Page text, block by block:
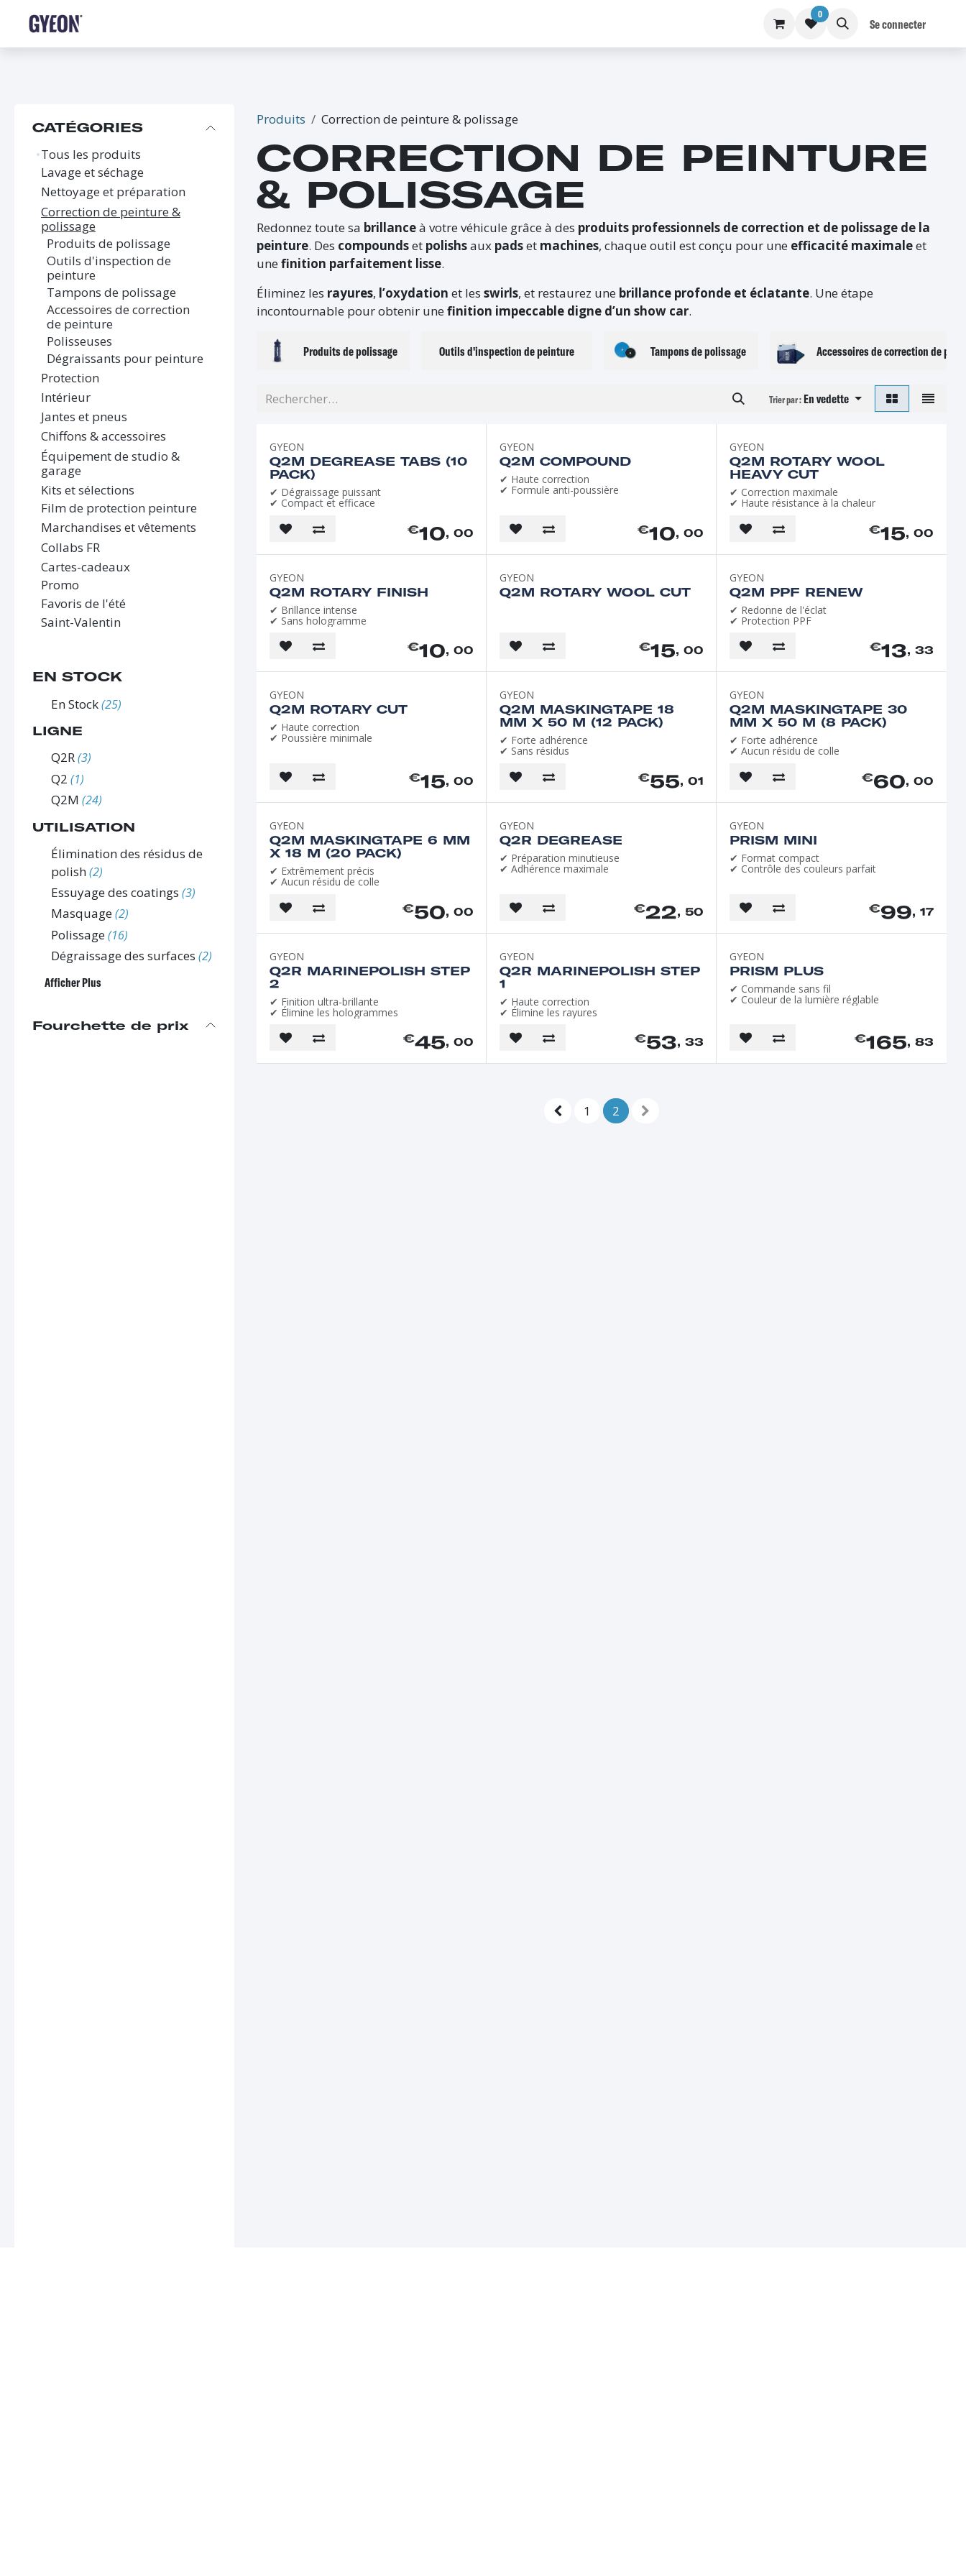
0
Se connecter
CATÉGORIES
Tous les produits
Lavage et séchage
Nettoyage et préparation
Correction de peinture &
polissage
Produits de polissage
Outils d'inspection de
peinture
Tampons de polissage
Accessoires de correction
de peinture
Polisseuses
Dégraissants pour peinture
Protection
Intérieur
Jantes et pneus
Chiffons & accessoires
Équipement de studio &
garage
Kits et sélections
Film de protection peinture
Marchandises et vêtements
Collabs FR
Cartes-cadeaux
Promo
Favoris de l'été
Saint-Valentin
EN STOCK
En Stock (25)
LIGNE
Q2R (3)
Q2 (1)
Q2M (24)
UTILISATION
Élimination des résidus de
polish (2)
Essuyage des coatings (3)
Masquage (2)
Polissage (16)
Dégraissage des surfaces (2)
Afficher Plus
Fourchette de prix
Produits Correction de peinture & polissage
CORRECTION DE PEINTURE
& POLISSAGE
Redonnez toute sa brillanceà votre véhicule grâce à des produits professionnels de correction et de polissage de la
peinture. Des compoundset polishsaux padset machines, chaque outil est conçu pour une efficacité maximaleet
une finition parfaitement lisse.
Éliminez les rayures, l’oxydation et les swirls, et restaurez une brillance profonde et éclatante. Une étape
incontournable pour obtenir une finition impeccable digne d’un show car.
Produits de polissage Outils d'inspection de peinture Tampons de polissage Accessoires de correction de
Trier par :En vedette
GYEON
Q2M DEGREASE TABS (10
PACK)
✔ Dégraissage puissant
✔ Compact et efficace
€10, 00
GYEON
Q2M COMPOUND
✔ Haute correction
✔ Formule anti-poussière
€10, 00
GYEON
Q2M ROTARY WOOL
HEAVY CUT
✔ Correction maximale
✔ Haute résistance à la chaleur
€15, 00
GYEON
Q2M ROTARY FINISH
✔ Brillance intense
✔ Sans hologramme
€10, 00
GYEON
Q2M ROTARY WOOL CUT
€15, 00
GYEON
Q2M PPF RENEW
✔ Redonne de l'éclat
✔ Protection PPF
€13, 33
GYEON
Q2M ROTARY CUT
✔ Haute correction
✔ Poussière minimale
€15, 00
GYEON
Q2M MASKINGTAPE 18
MM X 50 M (12 PACK)
✔ Forte adhérence
✔ Sans résidus
€55, 01
GYEON
Q2M MASKINGTAPE 30
MM X 50 M (8 PACK)
✔ Forte adhérence
✔ Aucun résidu de colle
€60, 00
GYEON
Q2M MASKINGTAPE 6 MM
X 18 M (20 PACK)
✔ Extrêmement précis
✔ Aucun résidu de colle
€50, 00
GYEON
Q2R DEGREASE
✔ Préparation minutieuse
✔ Adhérence maximale
€22, 50
GYEON
PRISM MINI
✔ Format compact
✔ Contrôle des couleurs parfait
€99, 17
GYEON
Q2R MARINEPOLISH STEP
2
✔ Finition ultra-brillante
✔ Élimine les hologrammes
€45, 00
GYEON
Q2R MARINEPOLISH STEP
1
✔ Haute correction
✔ Élimine les rayures
€53, 33
GYEON
PRISM PLUS
✔ Commande sans fil
✔ Couleur de la lumière réglable
€165, 83
1 2